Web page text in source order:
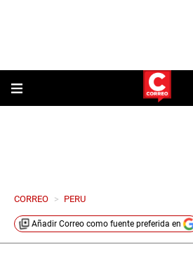
CORREO > PERU
Añadir Correo como fuente preferida en